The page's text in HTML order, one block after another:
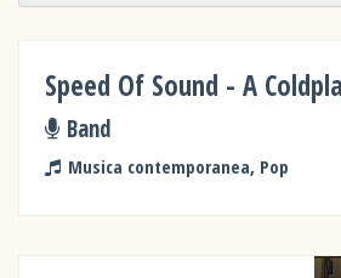
Speed Of Sound - A
Band
Musica contemporanea, Pop